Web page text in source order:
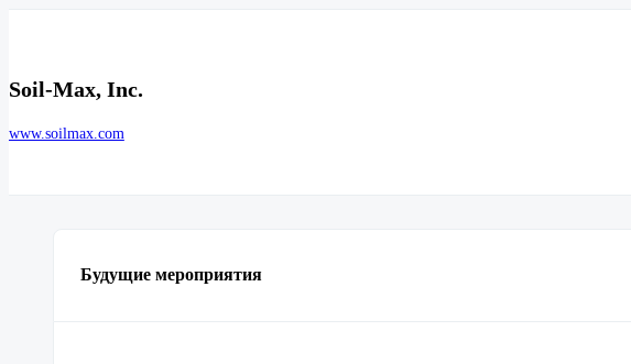
Soil-Max, Inc.
www.soilmax.com
Будущие мероприятия